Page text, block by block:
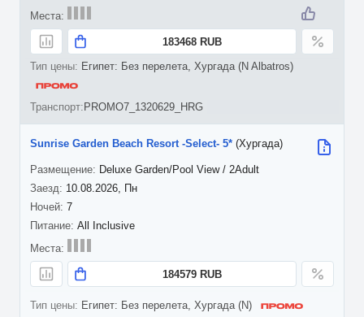
183468 RUB
Египет: Без перелета, Хургада (N Albatros)
PROMO7_1320629_HRG
10.08.2026, Пн
7
Sunrise Garden Beach Resort -Select- 5* (Хургада)
Deluxe Garden/Pool View / 2Adult
All Inclusive
184579 RUB
Египет: Без перелета, Хургада (N)